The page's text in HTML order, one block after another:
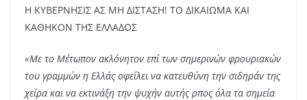
Η ΚΥΒΕΡΝΗΣΙΣ ΑΣ ΜΗ ΔΙΣΤΑΣΗ! ΤΟ ΔΙΚΑΙΩΜΑ ΚΑΙ
ΚΑΘΗΚΟΝ ΤΗΣ ΕΛΛΑΔΟΣ
«Με το Μέτωπον ακλόνητον επί των σημερινών φρουριακών
του γραμμών η Ελλάς οφείλει να κατευθύνη την σιδηράν της
χείρα και να εκτινάξη την ψυχήν αυτής ρπος όλα τα σημεία